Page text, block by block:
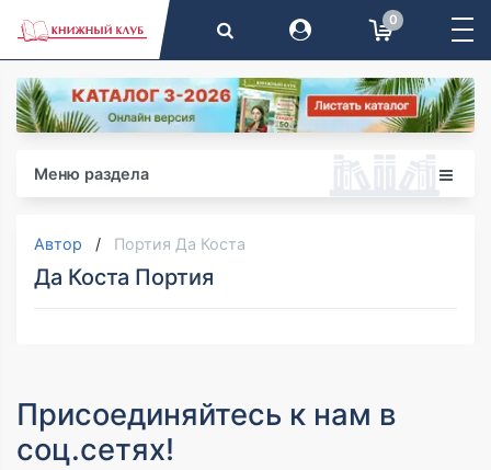
0
Меню раздела
Автор Портия Да Коста
Да Коста Портия
Присоединяйтесь к нам в
соц.сетях!